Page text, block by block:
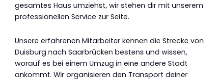
gesamtes Haus umziehst, wir stehen dir mit unserem
professionellen Service zur Seite.
Unsere erfahrenen Mitarbeiter kennen die Strecke von
Duisburg nach Saarbrücken bestens und wissen,
worauf es bei einem Umzug in eine andere Stadt
ankommt. Wir organisieren den Transport deiner